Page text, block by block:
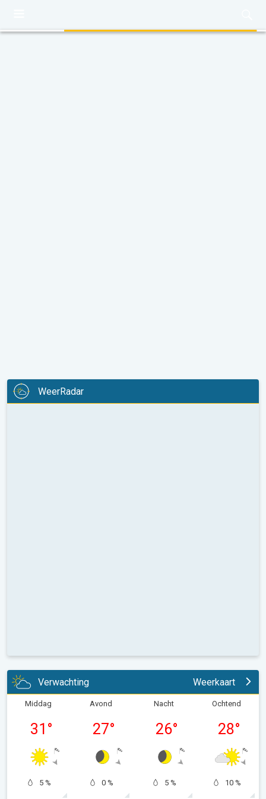
WeerRadar
Verwachting Weerkaart
Middag
31 °
5 %
Avond
27°
0 %
Nacht
26°
5 %
Ochtend
28°
10 %